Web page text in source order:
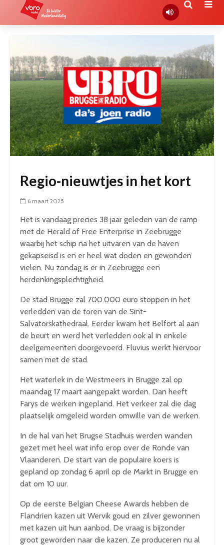
Regio-nieuwtjes in het kort
6 maart 2025
Het is vandaag precies 38 jaar geleden van de ramp
met de Herald of Free Enterprise in Zeebrugge
waarbij het schip na het uitvaren van de haven
gekapseisd is en er heel wat doden en gewonden
vielen. Nu zondag is er in Zeebrugge een
herdenkingsplechtigheid.
De stad Brugge zal 700.000 euro stoppen in het
verledden van de toren van de Sint-
Salvatorskathedraal. Eerder kwam het Belfort al aan
de beurt en werd het verledden ook al in enkele
deelgemeenten doorgevoerd. Fluvius werkt hiervoor
samen met de stad.
Het waterlek in de Westmeers in Brugge zal op
maandag 17 maart aangepakt worden. Dan heeft
Farys de werken ingepland. Het verkeer zal die dag
plaatselijk omgeleid worden omwille van de werken.
In de hal van het Brugse Stadhuis werden wanden
gezet met heel wat info erop over de Ronde van
Vlaanderen. De start van de populaire koers is
gepland op zondag 6 april op de Markt in Brugge en
dat om 10 uur.
Op de eerste Belgian Cheese Awards hebben de
Flandrien kazen uit Wervik goud en zilver gewonnen
met kazen uit hun aanbod. De vraag is bijzonder
groot geworden naar die kazen. Ze produceren nu al